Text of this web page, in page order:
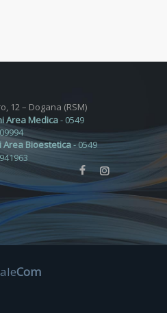
12 – Dogana (RSM)
Area Medica- 0549
Bioestetica- 0549
941963
Com